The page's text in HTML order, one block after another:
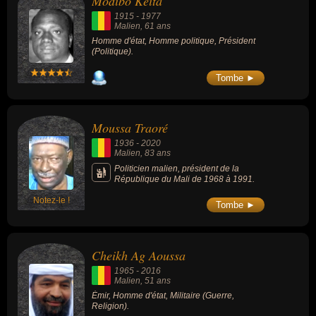
1915 - 1977
Malien , 61 ans
Homme d'état, Homme politique, Président
(Politique).
Tombe ►
Notez-le !
Moussa Traoré
1936 - 2020
Malien, 83 ans
Politicien malien, président de la
République du Mali de 1968 à 1991.
Tombe ►
Cheikh Ag Aoussa
1965 - 2016
Malien , 51 ans
Émir, Homme d'état, Militaire (Guerre,
Religion).